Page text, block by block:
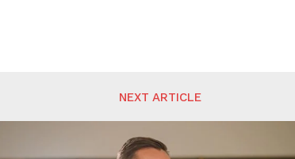
NEXT ARTICLE